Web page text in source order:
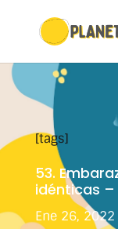
[tags]
53.
idénticas –
Ene 26, 2022